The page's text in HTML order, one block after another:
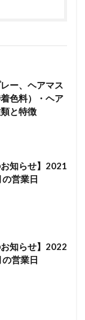
ー、ヘアマス
色料）・ヘア
と特徴
お知らせ】2021
営業日
お知らせ】2022
営業日